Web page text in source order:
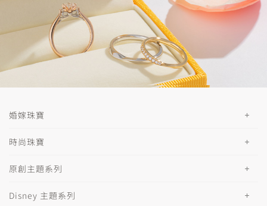
婚嫁珠寶
時尚珠寶
原創主題系列
Disney 主題系列